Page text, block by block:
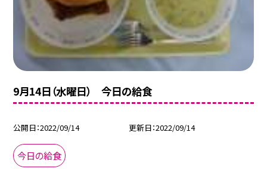
9月14日（水曜日） 今日の給食
公開日 2022/09/14 更新日 2022/09/14
今日の給食